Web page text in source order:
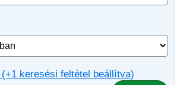
keresési feltétel beállítva)